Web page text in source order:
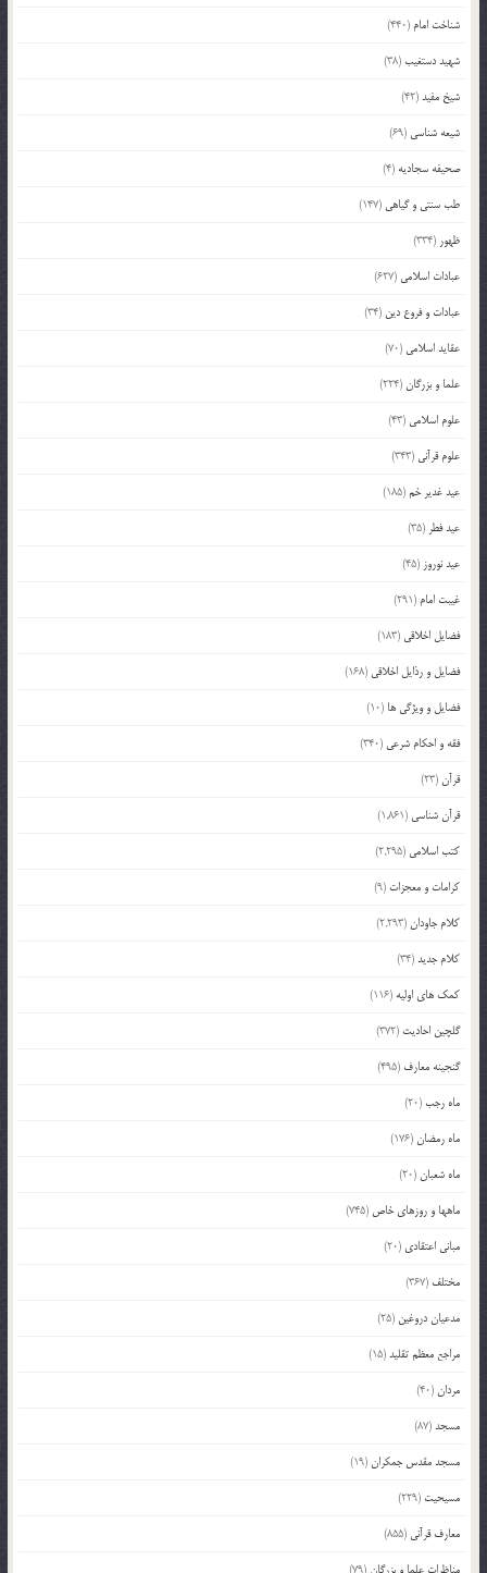
شناخت امام (440)
شهید دستغیب(38)
شیخ مفید(42)
شیعه شناسی (69)
صحیفه سجادیه (4)
طب سنتی و گیاهی (147)
ظهور (334)
عبادات اسلامی (627)
عبادات و فروع دین (34)
عقاید اسلامی (70)
علما و بزرگان(224)
علوم اسلامی (43)
علوم قرآنی (343)
عید غدیر خم(185)
عید فطر (35)
عید نوروز (45)
غیبت امام (291)
فضایل اخلاقی (183)
فضایل و رذایل اخلاقی (168)
فضایل و ویژگی ها (10)
فقه و احکام شرعی (340)
قرآن(23)
قرآن شناسی (1,861)
کتب اسلامی (2,295)
کرامات و معجزات (9)
کلام جاودان(2,293)
کلام جدید(34)
کمک های اولیه (116)
گلچین احادیث (372)
گنجینه معارف (495)
ماه رجب(20)
ماه رمضان(176)
ماه شعبان(20)
ماهها و روزهای خاص (745)
مبانی اعتقادی (20)
مختلف (367)
مدعیان دروغین (25)
مراجع معظم تقلید(15)
مردان(40)
مسجد(87)
مسجد مقدس جمکران(19)
مسیحیت (229)
معارف قرآنی (855)